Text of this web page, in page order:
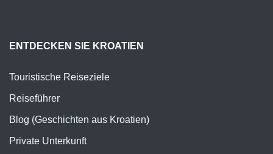
ENTDECKEN SIE KROATIEN
Touristische Reiseziele
Reiseführer
Blog (Geschichten aus Kroatien)
Private Unterkunft